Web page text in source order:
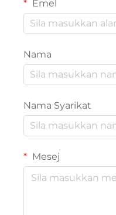
Emel
Nama
Nama Syarikat
Mesej